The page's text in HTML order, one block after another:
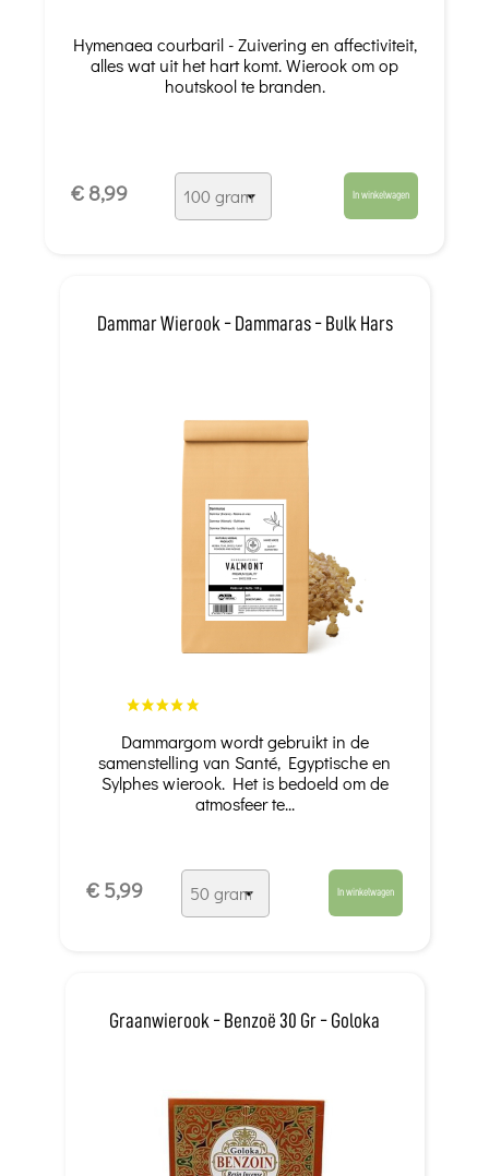
Hymenaea courbaril - Zuivering en affectiviteit,
alles wat uit het hart komt. Wierook om op
houtskool te branden.
€ 8,99 In winkelwagen
Dammar Wierook - Dammaras - Bulk Hars
Dammargom wordt gebruikt in de
samenstelling van Santé, Egyptische en
Sylphes wierook. Het is bedoeld om de
atmosfeer te...
€ 5,99 In winkelwagen
Graanwierook - Benzoë 30 Gr - Goloka